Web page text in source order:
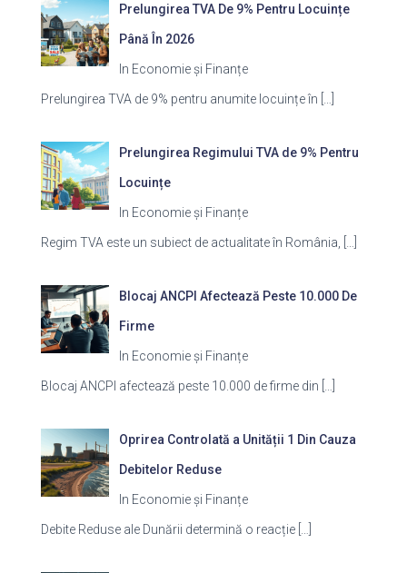
Prelungirea TVA De 9% Pentru Locuințe
Până În 2026
In Economie și Finanțe
Prelungirea TVA de 9% pentru anumite locuințe în
Prelungirea Regimului TVA de 9% Pentru
Locuințe
In Economie și Finanțe
Regim TVA este un subiect de actualitate în România,
Blocaj ANCPI Afectează Peste 10.000 De
Firme
In Economie și Finanțe
Blocaj ANCPI afectează peste 10.000 de firme din
Oprirea Controlată a Unității 1 Din Cauza
Debitelor Reduse
In Economie și Finanțe
Debite Reduse ale Dunării determină o reacție